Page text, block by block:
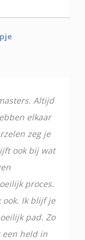
Altijd
elkaar
zeg je
ook bij wat
proces.
ook. Ik blijf je
pad. Zo
een held in